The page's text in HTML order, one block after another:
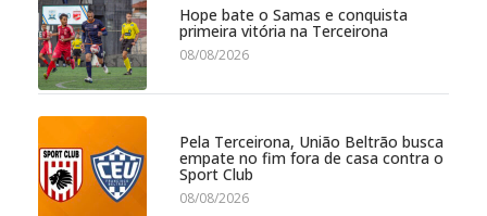
Hope bate o Samas e conquista
primeira vitória na Terceirona
08/08/2026
Pela Terceirona, União Beltrão busca
empate no fim fora de casa contra o
Sport Club
08/08/2026